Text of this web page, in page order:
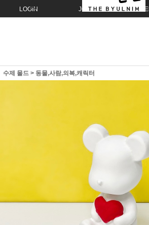
LOGIN JOIN
수제 몰드 > 동물,사람,의복,캐릭터